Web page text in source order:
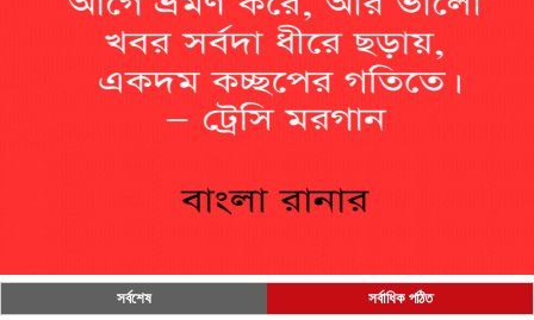
সর্বশেষ সর্বাধিক পঠিত